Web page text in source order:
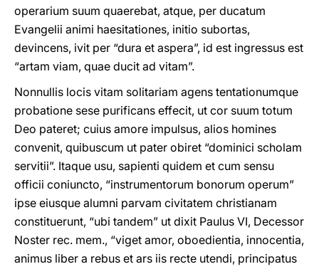
operarium suum quaerebat, atque, per ducatum
Evangelii animi haesitationes, initio subortas,
devincens, ivit per “dura et aspera”, id est ingressus est
“artam viam, quae ducit ad vitam”.
Nonnullis locis vitam solitariam agens tentationumque
probatione sese purificans effecit, ut cor suum totum
Deo pateret; cuius amore impulsus, alios homines
convenit, quibuscum ut pater obiret “dominici scholam
servitii”. Itaque usu, sapienti quidem et cum sensu
officii coniuncto, “instrumentorum bonorum operum”
ipse eiusque alumni parvam civitatem christianam
constituerunt, “ubi tandem” ut dixit Paulus VI, Decessor
Noster rec. mem., “viget amor, oboedientia, innocentia,
animus liber a rebus et ars iis recte utendi, principatus